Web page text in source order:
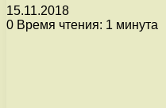
15.11.2018
0 Время чтения: 1 минута